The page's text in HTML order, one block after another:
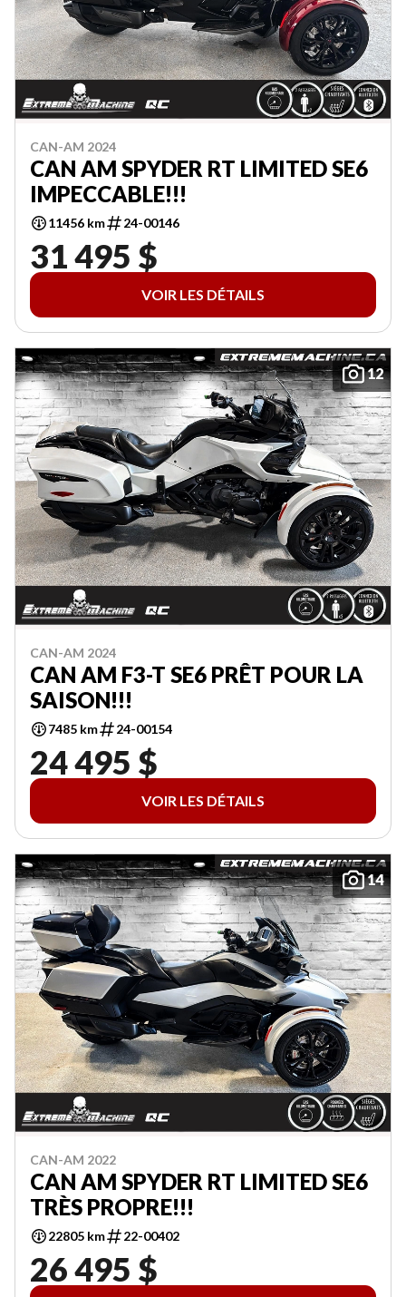
CAN-AM 2024
CAN AM SPYDER RT LIMITED SE6
IMPECCABLE!!!
11456 km 24-00146
31 495 $
VOIR LES DÉTAILS
12
CAN-AM 2024
CAN AM F3-T SE6 PRÊT POUR LA
SAISON!!!
7485 km 24-00154
24 495 $
VOIR LES DÉTAILS
14
CAN-AM 2022
CAN AM SPYDER RT LIMITED SE6
TRÈS PROPRE!!!
22805 km 22-00402
26 495 $